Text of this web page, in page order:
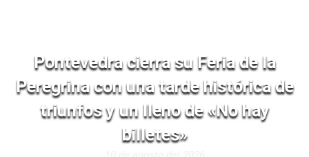
Pontevedra cierra su Feria de la
Peregrina con una tarde histórica de
triunfos y un lleno de «No hay
billetes»